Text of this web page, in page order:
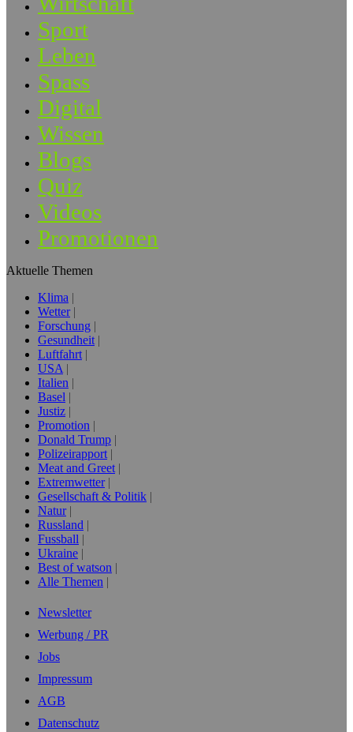
Sport
Leben
Spass
Digital
Wissen
Blogs
Quiz
Videos
Promotionen
Aktuelle Themen
Klima
Wetter
Forschung
Gesundheit
Luftfahrt
USA
Italien
Basel
Justiz
Promotion
Donald Trump
Polizeirapport
Meat and Greet
Extremwetter
Gesellschaft & Politik
Natur
Russland
Fussball
Ukraine
Best of watson
Alle Themen
Newsletter
Werbung / PR
Jobs
Impressum
AGB
Datenschutz